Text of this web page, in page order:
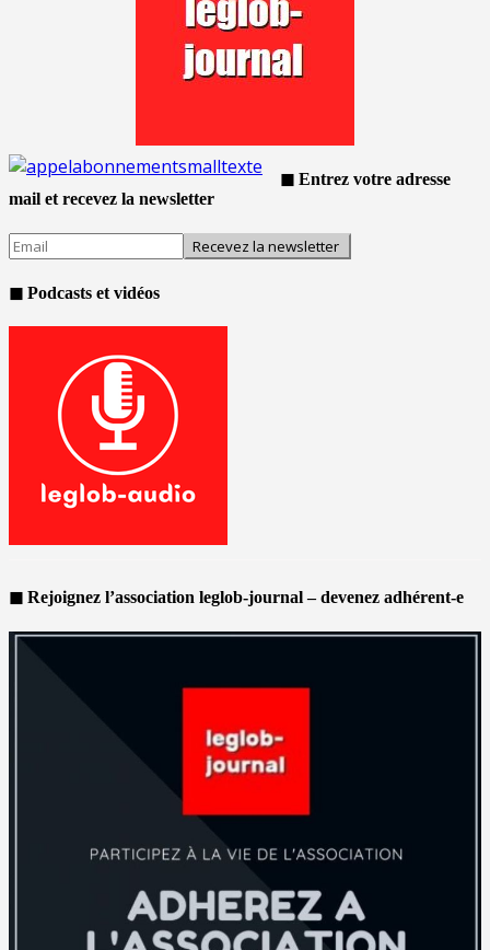
◼ Entrez votre adresse
mail et recevez la newsletter
◼ Podcasts et vidéos
◼ Rejoignez l’association leglob-journal – devenez adhérent-e